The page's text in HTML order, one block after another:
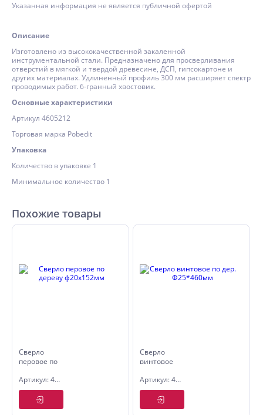
Указанная информация не является публичной офертой
Описание
Изготовлено из высококачественной закаленной
инструментальной стали. Предназначено для просверливания
отверстий в мягкой и твердой древесине, ДСП, гипсокартоне и
других материалах. Удлиненный профиль 300 мм расширяет спектр
проводимых работ. 6-гранный хвостовик.
Основные характеристики
Артикул 4605212
Торговая марка Pobedit
Упаковка
Количество в упаковке 1
Минимальное количество 1
Похожие товары
Сверло
перовое по
ф20х152ммАртикул: 4605020
Сверло
винтовое
Ф25*460ммАртикул: 4725046